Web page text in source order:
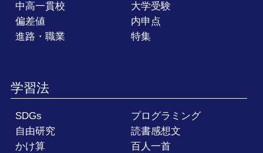
中高一貫校
大学受験
偏差値
内申点
進路・職業
特集
学習法
SDGs
プログラミング
自由研究
読書感想文
かけ算
百人一首